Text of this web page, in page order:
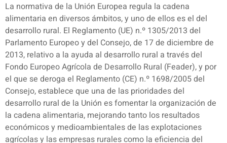
La normativa de la Unión Europea regula la cadena
alimentaria en diversos ámbitos, y uno de ellos es el del
desarrollo rural. El Reglamento (UE) n.º 1305/2013 del
Parlamento Europeo y del Consejo, de 17 de diciembre de
2013, relativo a la ayuda al desarrollo rural a través del
Fondo Europeo Agrícola de Desarrollo Rural (Feader), y por
el que se deroga el Reglamento (CE) n.º 1698/2005 del
Consejo, establece que una de las prioridades del
desarrollo rural de la Unión es fomentar la organización de
la cadena alimentaria, mejorando tanto los resultados
económicos y medioambientales de las explotaciones
agrícolas y las empresas rurales como la eficiencia del